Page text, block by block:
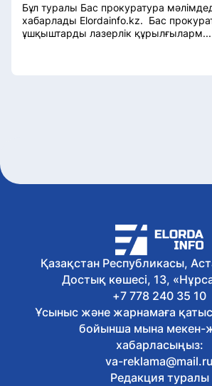
Бұл туралы Бас прокуратура
хабарлады Elordainfo.kz. Бас
ұшқыштарды лазерлік құрылғыларм...
Қазақстан Республикасы,
Достық көшесі, 13,
+7 778 240 35 10
Ұсыныс және жарнамаға
бойынша мына мекен-
хабарласыңыз:
va-reklama@mail.ru
Редакция туралы